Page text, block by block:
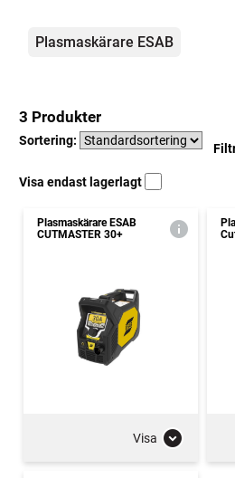
Kategorier
Plasmaskärare ESAB
3 Produkter
Sortering:
Visa endast lagerlagt
Plasmaskärare ESAB
CUTMASTER 30+
Visa